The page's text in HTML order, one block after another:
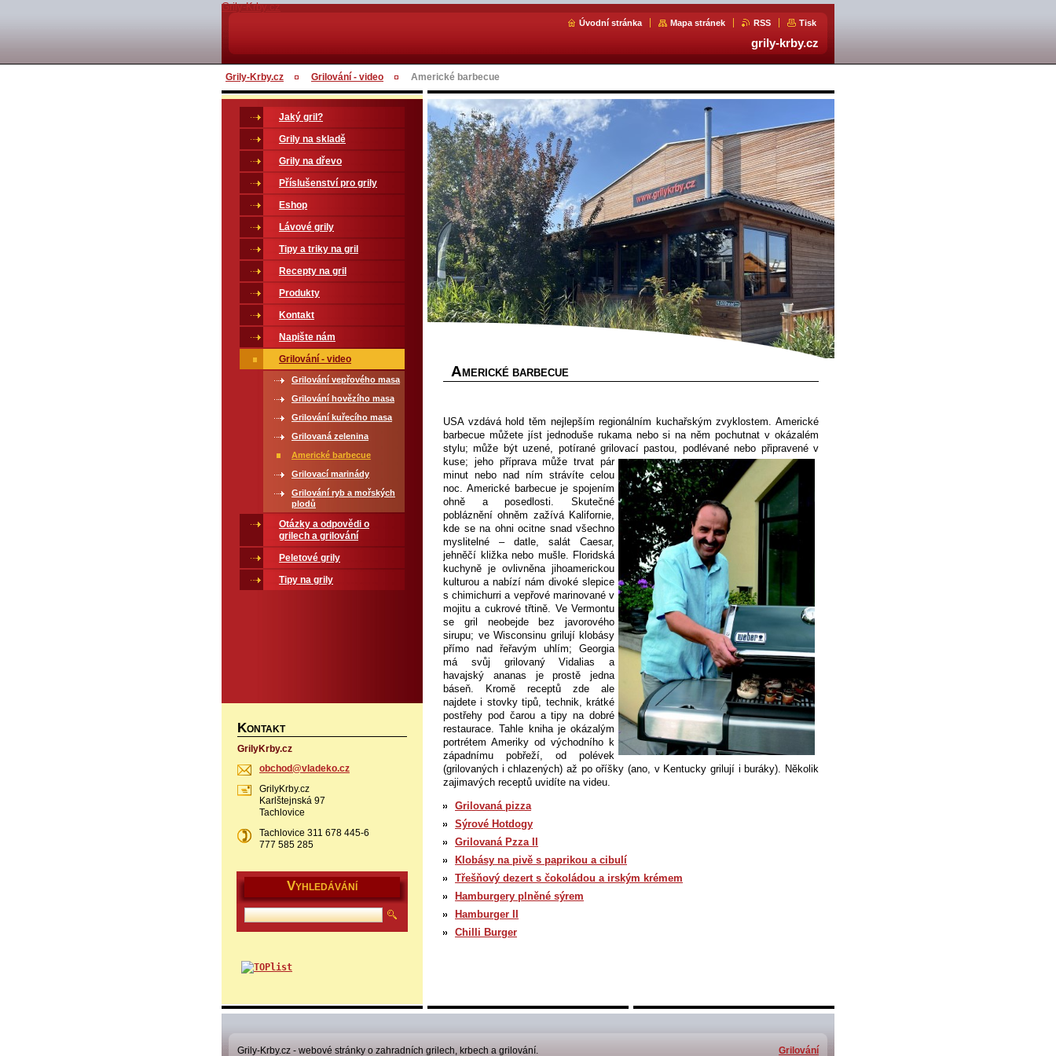
Grily-Krby.cz
Úvodní stránka Mapa stránek RSS Tisk
grily-krby.cz
Grily-Krby.cz Grilování - video Americké barbecue
A MERICKÉ BARBECUE
USA vzdává hold těm nejlepším regionálním kuchařským zvyklostem. Americké
barbecue můžete jíst jednoduše rukama nebo si na něm pochutnat v okázalém
stylu; může být uzené, potírané grilovací pastou, podlévané nebo připravené v
kuse; jeho příprava může trvat pár
minut nebo nad ním strávíte celou
noc. Americké barbecue je spojením
ohně a posedlosti. Skutečné
pobláznění ohněm zažívá Kalifornie,
kde se na ohni ocitne snad všechno
myslitelné – datle, salát Caesar,
jehněčí kližka nebo mušle. Floridská
kuchyně je ovlivněna jihoamerickou
kulturou a nabízí nám divoké slepice
s chimichurri a vepřové marinované v
mojitu a cukrové třtině. Ve Vermontu
se gril neobejde bez javorového
sirupu; ve Wisconsinu grilují klobásy
přímo nad řeřavým uhlím; Georgia
má svůj grilovaný Vidalias a
havajský ananas je prostě jedna
báseň. Kromě receptů zde ale
najdete i stovky tipů, technik, krátké
postřehy pod čarou a tipy na dobré
restaurace. Tahle kniha je okázalým
portrétem Ameriky od východního k
západnímu pobřeží, od polévek
(grilovaných i chlazených) až po oříšky (ano, v Kentucky grilují i buráky). Několik
zajimavých receptů uvidíte na videu.
Grilovaná pizza
Sýrové Hotdogy
Grilovaná Pzza II
Klobásy na pivě s paprikou a cibulí
Třešňový dezert s čokoládou a irským krémem
Hamburgery plněné sýrem
Hamburger II
Chilli Burger
Jaký gril?
Grily na skladě
Grily na dřevo
Příslušenství pro grily
Eshop
Lávové grily
Tipy a triky na gril
Recepty na gril
Produkty
Kontakt
Napište nám
Grilování - video
Grilování vepřového masa
Grilování hovězího masa
Grilování kuřecího masa
Grilovaná zelenina
Americké barbecue
Grilovací marinády
Grilování ryb a mořských
plodů
Otázky a odpovědi o
grilech a grilování
Peletové grily
Tipy na grily
KONTAKT
GrilyKrby.cz
obchod@v ladeko.cz
GrilyKrby.cz
Karlštejnská 97
Tachlovice
Tachlovice 311 678 445-6
777 585 285
VYHLEDÁVÁNÍ
Grily-Krby.cz - webové stránky o zahradních grilech, krbech a grilování. Grilování